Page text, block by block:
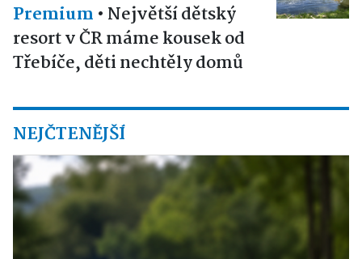
Premium • Největší dětský
resort v ČR máme kousek od
Třebíče, děti nechtěly domů
NEJČTENĚJŠÍ